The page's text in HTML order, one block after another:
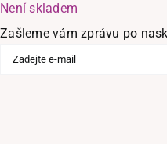
Není skladem
Zašleme vám zprávu po